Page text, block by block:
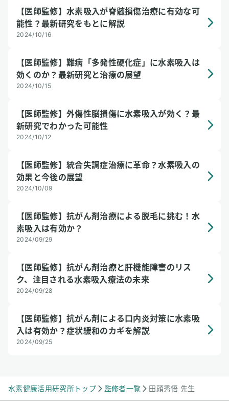
【医師監修】水素吸入が脊髄損傷治療に有効な可
能性？最新研究をもとに解説
2024/10/16
【医師監修】難病「多発性硬化症」に水素吸入は
効くのか？最新研究と治療の展望
2024/10/15
【医師監修】外傷性脳損傷に水素吸入が効く？最
新研究でわかった可能性
2024/10/12
【医師監修】統合失調症治療に革命？水素吸入の
効果と今後の展望
2024/10/09
【医師監修】抗がん剤治療による脱毛に挑む！水
素吸入は有効か？
2024/09/29
【医師監修】抗がん剤治療と肝機能障害のリス
ク、注目される水素吸入療法の未来
2024/09/28
【医師監修】抗がん剤による口内炎対策に水素吸
入は有効か？症状緩和のカギを解説
2024/09/25
水素健康活用研究所トップ 監修者一覧 田頭秀悟 先生